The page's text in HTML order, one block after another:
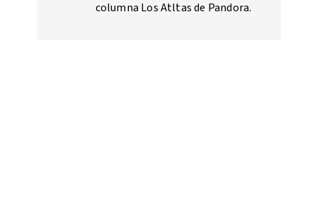
columna Los Atltas de Pandora.